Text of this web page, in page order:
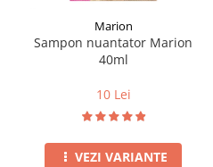
Marion
Sampon nuantator Marion
40ml
10 Lei
VEZI VARIANTE